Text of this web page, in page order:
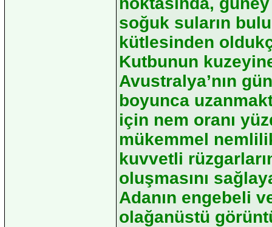
soğuk suların
kütlesinden
Kutbunun
Avustralya’nın
boyunca
için nem oranı
mükemmel
kuvvetli
oluşmasını
Adanın engebeli
olağanüstü